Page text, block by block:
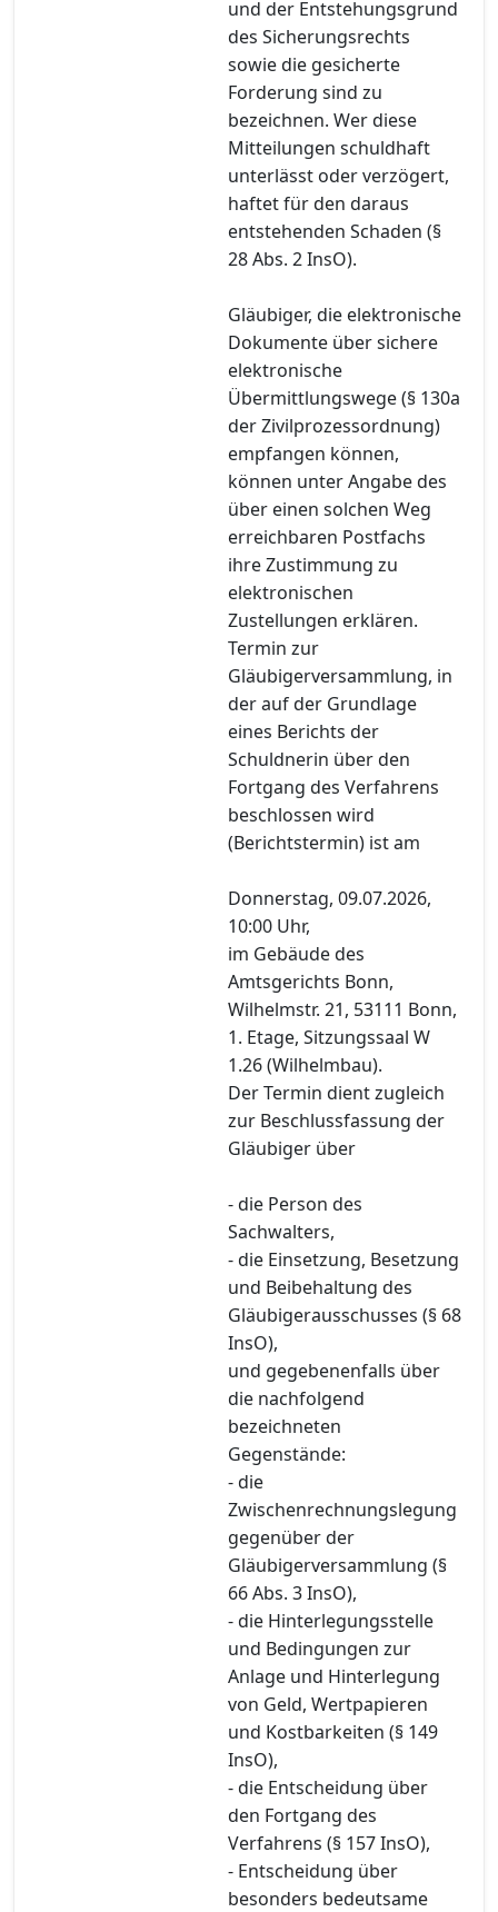
und der Entstehungsgrund
des Sicherungsrechts
sowie die gesicherte
Forderung sind zu
bezeichnen. Wer diese
Mitteilungen schuldhaft
unterlässt oder verzögert,
haftet für den daraus
entstehenden Schaden (§
28 Abs. 2 InsO).
Gläubiger, die elektronische
Dokumente über sichere
elektronische
Übermittlungswege (§ 130a
der Zivilprozessordnung)
empfangen können,
können unter Angabe des
über einen solchen Weg
erreichbaren Postfachs
ihre Zustimmung zu
elektronischen
Zustellungen erklären.
Termin zur
Gläubigerversammlung, in
der auf der Grundlage
eines Berichts der
Schuldnerin über den
Fortgang des Verfahrens
beschlossen wird
(Berichtstermin) ist am
Donnerstag, 09.07.2026,
10:00 Uhr,
im Gebäude des
Amtsgerichts Bonn,
Wilhelmstr. 21, 53111 Bonn,
1. Etage, Sitzungssaal W
1.26 (Wilhelmbau).
Der Termin dient zugleich
zur Beschlussfassung der
Gläubiger über
- die Person des
Sachwalters,
- die Einsetzung, Besetzung
und Beibehaltung des
Gläubigerausschusses (§ 68
InsO),
und gegebenenfalls über
die nachfolgend
bezeichneten
Gegenstände:
- die
Zwischenrechnungslegung
gegenüber der
Gläubigerversammlung (§
66 Abs. 3 InsO),
- die Hinterlegungsstelle
und Bedingungen zur
Anlage und Hinterlegung
von Geld, Wertpapieren
und Kostbarkeiten (§ 149
InsO),
- die Entscheidung über
den Fortgang des
Verfahrens (§ 157 InsO),
- Entscheidung über
besonders bedeutsame